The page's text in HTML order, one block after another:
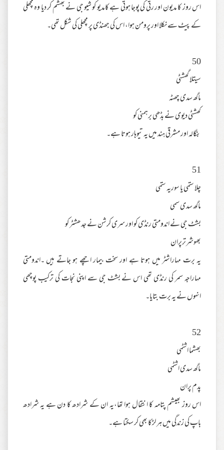
اس روز کا مدیون اور رتی کی پوجا ہوتی ہے کامدیو کو شیو جی نے بھشم کر دیا وہ مچھلی
کے پیٹ سے نکلا اور پرومن ہوا، اس کی جھنڈی پر مچھلی کی شکل تھی۔
50
سیتلا گھشٹی
ماگھ سدی چھٹہ
کھشٹی دیوی نے بڈھی برہمنی کو
بنگالہ اور مشرقی ہند میں یہ تیوہار ہوتا ہے۔
51
چلا ستمی یا سوریہ ستمی
ماگھ سدی سمی
بشٹ جی نے اندومتی رنڈی کو اور سری کرشن نے جدھشٹر کو
بھوشرترپران
یہ برت مہاراشٹر میں ہوتا ہے اور سخت بیمار اچھے ہو جاتے ہیں ۔اندومتی
مہاراجہ سمر کی رنڈی تھی اس نے بشٹ جی سے اپنی نجات کی ترکیب پوچھی
انہوں نے یہ برت بتایا۔
52
بھشما اشٹمی
ماگھ سدی اشٹمی
پدم پران
اس روز بھیشم پتامہ کا انتقال ہوا تھا،یہ ان کے شرادھ کا دن ہے یہ شرادھ
باپ کی زندگی میں ہر لڑکا بھی کر سکتا ہے۔